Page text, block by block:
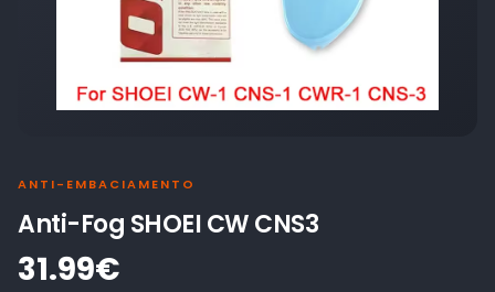
ANTI-EMBACIAMENTO
Anti-Fog SHOEI CW CNS3
31.99€